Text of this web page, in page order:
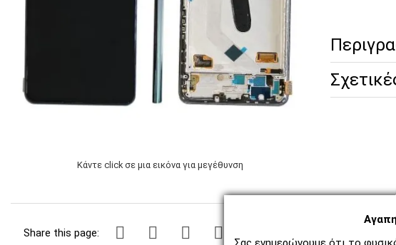
Κάντε click σε μια εικόνα για μεγέθυνση
Share this page: